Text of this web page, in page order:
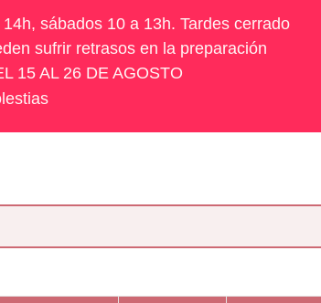
sábados 10 a 13h. Tardes cerrado
sufrir retrasos en la preparación
15 AL 26 DE AGOSTO